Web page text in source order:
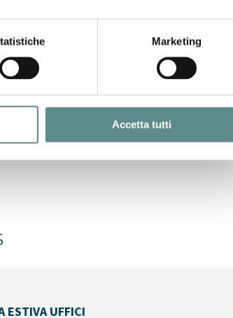
Marketing
Accetta tutti
ESTIVA UFFICI